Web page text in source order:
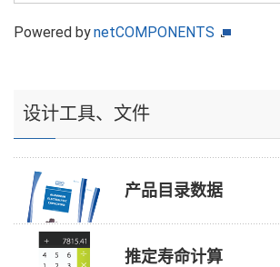
Powered bynetCOMPONENTS
设计工具、文件
产品目录数据
推定寿命计算